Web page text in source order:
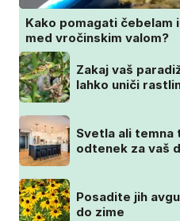
Kako pomagati čebelam
med vročinskim valom?
Zakaj vaš
lahko uniči
Svetla ali temna
odtenek za vaš
Posadite jih
do zime